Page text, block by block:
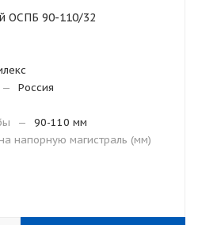
ОСПБ 90-110/32
—
Россия
—
90-110 мм
напорную магистраль (мм)